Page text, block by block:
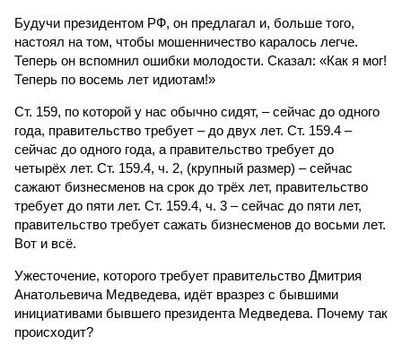
Будучи президентом РФ, он предлагал и, больше того,
настоял на том, чтобы мошенничество каралось легче.
Теперь он вспомнил ошибки молодости. Сказал: «Как я мог!
Теперь по восемь лет идиотам!»
Ст. 159, по которой у нас обычно сидят, – сейчас до одного
года, правительство требует – до двух лет. Ст. 159.4 –
сейчас до одного года, а правительство требует до
четырёх лет. Ст. 159.4, ч. 2, (крупный размер) – сейчас
сажают бизнесменов на срок до трёх лет, правительство
требует до пяти лет. Ст. 159.4, ч. 3 – сейчас до пяти лет,
правительство требует сажать бизнесменов до восьми лет.
Вот и всё.
Ужесточение, которого требует правительство Дмитрия
Анатольевича Медведева, идёт вразрез с бывшими
инициативами бывшего президента Медведева. Почему так
происходит?